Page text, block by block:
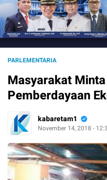
PARLEMENTARIA
Masyarakat
Pemberdayaan
kabaretam1
November 14, 2018 -